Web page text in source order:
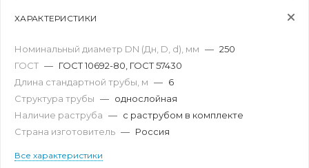
ХАРАКТЕРИСТИКИ
Номинальный диаметр DN (Дн, D, d), мм — 250
ГОСТ — ГОСТ 10692-80, ГОСТ 57430
Длина стандартной трубы, м — 6
Структура трубы — однослойная
Наличие раструба — с раструбом в комплекте
Страна изготовитель — Россия
Все характеристики